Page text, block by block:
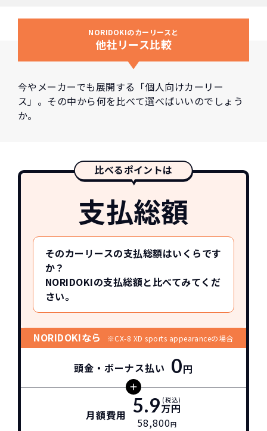
NORIDOKIのカーリースと
他社リース比較
今やメーカーでも展開する「個人向けカーリー
ス」。その中から何を比べて選べばいいのでしょう
か。
比べるポイントは
支払総額
そのカーリースの支払総額はいくらです
か？
NORIDOKIの支払総額と比べてみてくだ
さい。
NORIDOKIなら ※CX-8 XD sports appearanceの場合
頭金・ボーナス払い 0円
月額費用 5.9万円
(税込)
58,800円